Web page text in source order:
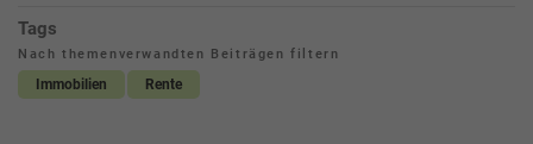
Tags
Nach themenverwandten Beiträgen filtern
Immobilien Rente